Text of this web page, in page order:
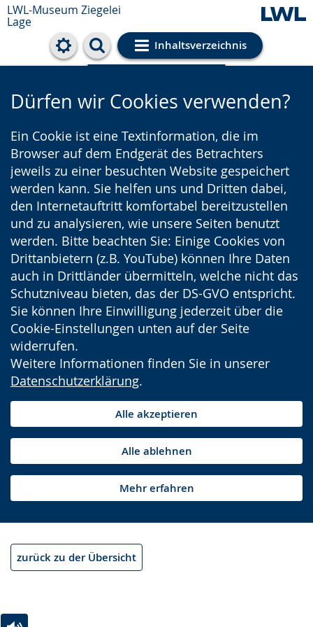
LWL-Museum Ziegelei
Lage
Inhaltsverzeichnis
Cookie-Einstellungen
Dürfen wir Cookies verwenden?
Ein Cookie ist eine Textinformation, die im
Browser auf dem Endgerät des Betrachters
jeweils zu einer besuchten Website gespeichert
werden kann. Sie helfen uns und Dritten dabei,
den Internetauftritt komfortabel bereitzustellen
und zu analysieren, wie unsere Seiten benutzt
werden. Bitte beachten Sie: Einige Cookies von
Drittanbietern (z.B. YouTube) können Ihre Daten
auch in Drittländer übermitteln, welche nicht das
Schutzniveau bieten, das der DS-GVO entspricht.
Sie können Ihre Einwilligung jederzeit über die
Cookie-Einstellungen unten auf der Seite
widerrufen.
Weitere Informationen finden Sie in unserer
Datenschutzerklärung.
Alle akzeptieren
Alle ablehnen
Mehr erfahren
zurück zu der Übersicht